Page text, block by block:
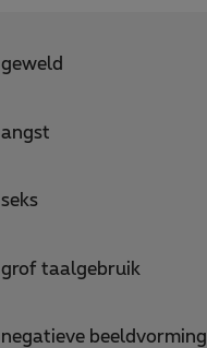
geweld
angst
seks
grof taalgebruik
negatieve beeldvorming